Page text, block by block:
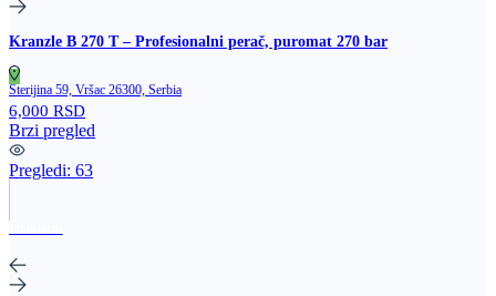
Kranzle B 270 T – Profesionalni perač, puromat 270 bar
Sterijina 59, Vršac 26300, Serbia
6,000 RSD
Brzi pregled
Pregledi: 63